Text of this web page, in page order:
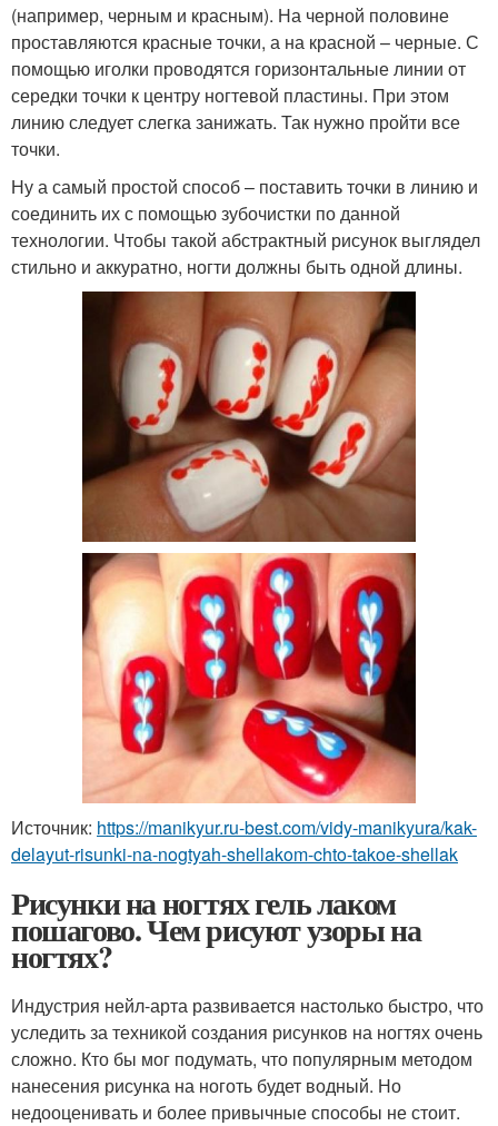
(например, черным и красным). На черной половине
проставляются красные точки, а на красной – черные. С
помощью иголки проводятся горизонтальные линии от
середки точки к центру ногтевой пластины. При этом
линию следует слегка занижать. Так нужно пройти все
точки.
Ну а самый простой способ – поставить точки в линию и
соединить их с помощью зубочистки по данной
технологии. Чтобы такой абстрактный рисунок выглядел
стильно и аккуратно, ногти должны быть одной длины.
Источник: https://manikyur.ru-best.com/vidy-manikyura/kak-
delayut-risunki-na-nogtyah-shellakom-chto-takoe-shellak
Рисунки на ногтях гель лаком
пошагово. Чем рисуют узоры на
ногтях?
Индустрия нейл-арта развивается настолько быстро, что
уследить за техникой создания рисунков на ногтях очень
сложно. Кто бы мог подумать, что популярным методом
нанесения рисунка на ноготь будет водный. Но
недооценивать и более привычные способы не стоит.